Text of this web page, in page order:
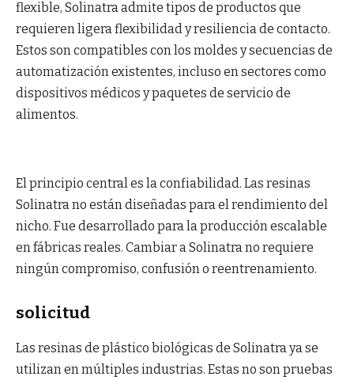
flexible, Solinatra admite tipos de productos que
requieren ligera flexibilidad y resiliencia de contacto.
Estos son compatibles con los moldes y secuencias de
automatización existentes, incluso en sectores como
dispositivos médicos y paquetes de servicio de
alimentos.
El principio central es la confiabilidad. Las resinas
Solinatra no están diseñadas para el rendimiento del
nicho. Fue desarrollado para la producción escalable
en fábricas reales. Cambiar a Solinatra no requiere
ningún compromiso, confusión o reentrenamiento.
solicitud
Las resinas de plástico biológicas de Solinatra ya se
utilizan en múltiples industrias. Estas no son pruebas